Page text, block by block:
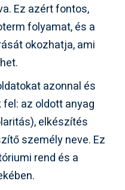
Ez azért fontos,
folyamat, és a
okozhatja, ami
azonnal és
az oldott anyag
elkészítés
személy neve. Ez
rend és a